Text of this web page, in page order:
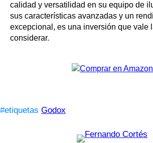
calidad y versatilidad en su equipo de
sus características avanzadas y un
excepcional, es una inversión que vale
considerar.
#etiquetas Godox